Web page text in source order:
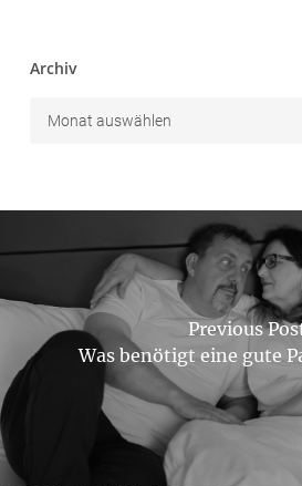
Archiv
Previous
Was benötigt eine gute